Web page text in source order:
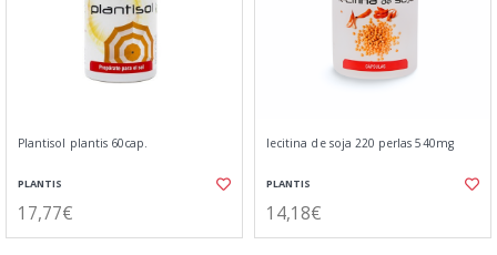
Plantisol plantis 60cap.
PLANTIS
17,77€
lecitina de soja 220 perlas 540mg
PLANTIS
14,18€